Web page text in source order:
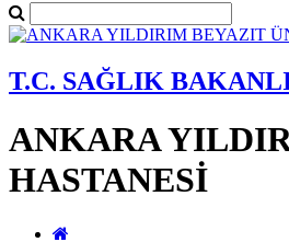
T.C. SAĞLIK
ANKARA
HASTANESİ